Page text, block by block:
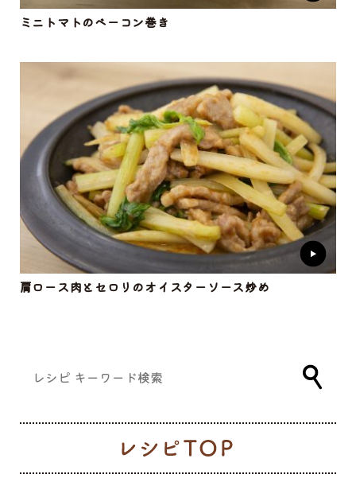
ミニトマトのベーコン巻き
肩ロース肉とセロリのオイスターソース炒め